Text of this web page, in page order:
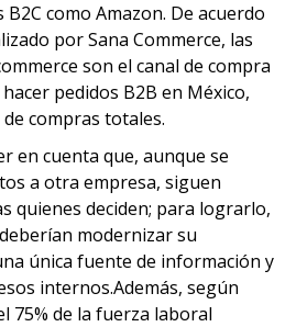
como Amazon. De acuerdo
por Sana Commerce, las
son el canal de compra
pedidos B2B en México,
compras totales.
en cuenta que, aunque se
a otra empresa, siguen
quienes deciden; para lograrlo,
modernizar su
única fuente de información y
internos.Además, según
75% de la fuerza laboral